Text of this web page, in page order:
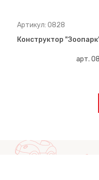
Артикул: 0828
Конструктор